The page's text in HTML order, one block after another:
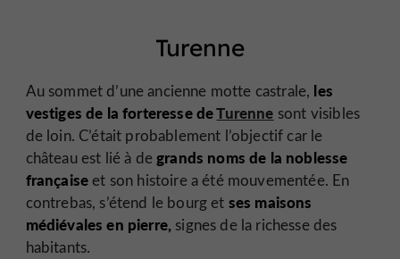
Turenne
Au sommet d’une ancienne motte castrale, les
vestiges de la forteresse deTurenne sont visibles
de loin. C’était probablement l’objectif car le
château est lié à degrands noms de la noblesse
françaiseet son histoire a été mouvementée. En
contrebas, s’étend le bourg et ses maisons
médiévales en pierre, signes de la richesse des
habitants.